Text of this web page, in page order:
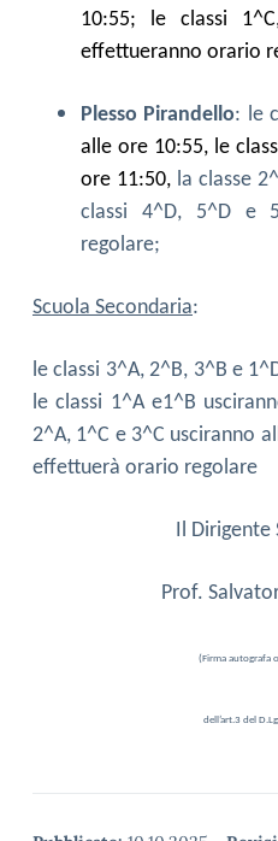
10:55; le classi
effettueranno orario
Plesso Pirandello: le
alle ore 10:55, le
ore 11:50, la classe
classi 4^D, 5^D e
regolare;
Scuola Secondaria:
le classi 3^A, 2^B, 3^B e
le classi 1^A e1^B
2^A, 1^C e 3^C usciranno
effettuerà orario regolare
Il Dirigente
Prof.
(Firma autografa
dell’art.3 del